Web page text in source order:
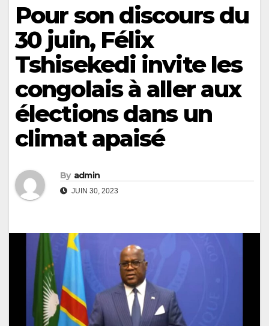
Pour son discours du
30 juin, Félix
Tshisekedi invite les
congolais à aller aux
élections dans un
climat apaisé
By admin
JUIN 30, 2023